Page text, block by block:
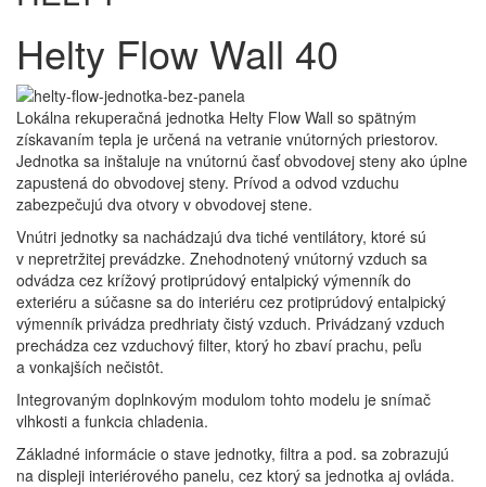
Helty Flow Wall 40
Lokálna rekuperačná jednotka Helty Flow Wall so spätným
získavaním tepla je určená na vetranie vnútorných priestorov.
Jednotka sa inštaluje na vnútornú časť obvodovej steny ako úplne
zapustená do obvodovej steny. Prívod a odvod vzduchu
zabezpečujú dva otvory v obvodovej stene.
Vnútri jednotky sa nachádzajú dva tiché ventilátory, ktoré sú
v nepretržitej prevádzke. Znehodnotený vnútorný vzduch sa
odvádza cez krížový protiprúdový entalpický výmenník do
exteriéru a súčasne sa do interiéru cez protiprúdový entalpický
výmenník privádza predhriaty čistý vzduch. Privádzaný vzduch
prechádza cez vzduchový filter, ktorý ho zbaví prachu, peľu
a vonkajších nečistôt.
Integrovaným doplnkovým modulom tohto modelu je snímač
vlhkosti a funkcia chladenia.
Základné informácie o stave jednotky, filtra a pod. sa zobrazujú
na displeji interiérového panelu, cez ktorý sa jednotka aj ovláda.